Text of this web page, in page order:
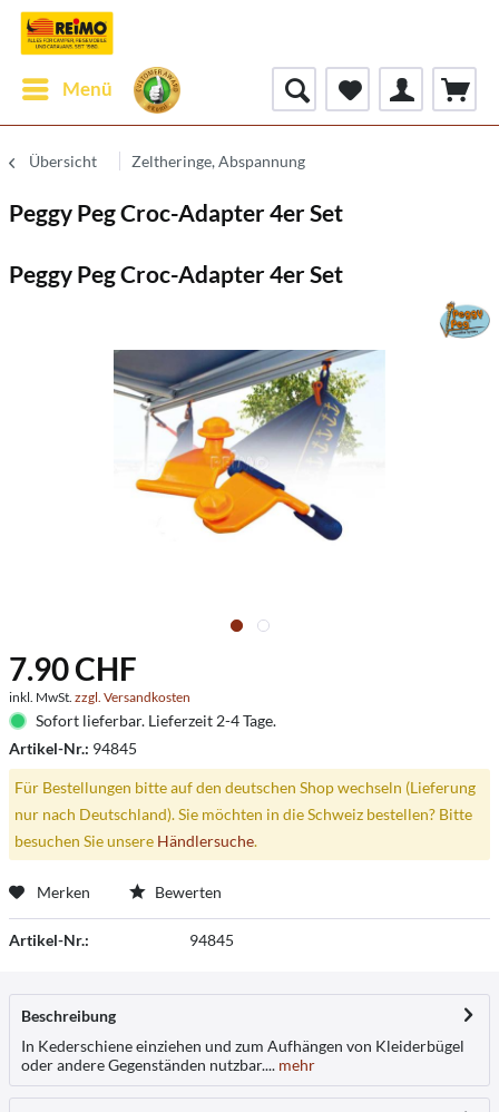
Menü
Übersicht Zeltheringe, Abspannung
Peggy Peg Croc-Adapter 4er Set
Peggy Peg Croc-Adapter 4er Set
7.90 CHF
inkl. MwSt. zzgl. Versandkosten
Sofort lieferbar. Lieferzeit 2-4 Tage.
Artikel-Nr.: 94845
Für Bestellungen bitte auf den deutschen Shop wechseln (Lieferung
nur nach Deutschland). Sie möchten in die Schweiz bestellen? Bitte
besuchen Sie unsere Händlersuche.
Merken Bewerten
Artikel-Nr.: 94845
Beschreibung
In Kederschiene einziehen und zum Aufhängen von Kleiderbügel
oder andere Gegenständen nutzbar.... mehr